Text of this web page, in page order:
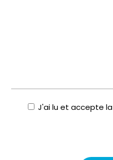
J'ai lu et accepte la